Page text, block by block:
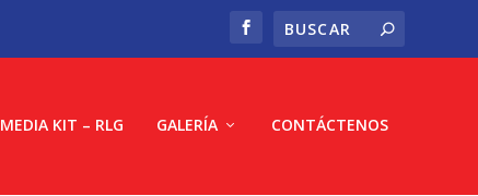
MEDIA KIT – RLG GALERÍA CONTÁCTENOS